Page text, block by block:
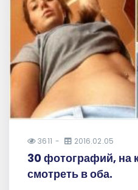
3611 2016.02.05
30 фотографий, на
смотреть в оба.